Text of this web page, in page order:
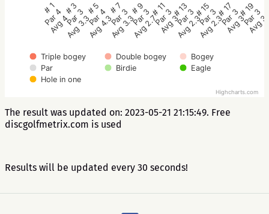
Triple bogey Double bogey
Bogey
Par
Birdie
Eagle
Hole in one
# 1
Par 4
Avg 4
# 3
Par 3
Avg 3.3
# 5
Par 4
Avg 4.3
# 7
Par 3
Avg 3.3
# 9
Par 3
Avg 2.7
# 11
Par 3
Avg 3
# 13
Par 3
Avg 2.3
# 15
Par 3
Avg 2.3
# 17
Par 3
Avg 3
# 19
Par 3
Avg 3
Highcharts.com
The result was updated on: 2023-05-21 21:15:49. Free
discgolfmetrix.com is used
Results will be updated every 30 seconds!